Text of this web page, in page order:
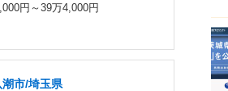
円～39万4,000円
市/埼玉県